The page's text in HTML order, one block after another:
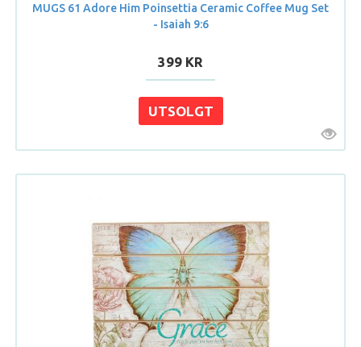
MUGS 61 Adore Him Poinsettia Ceramic Coffee Mug Set
- Isaiah 9:6
399 KR